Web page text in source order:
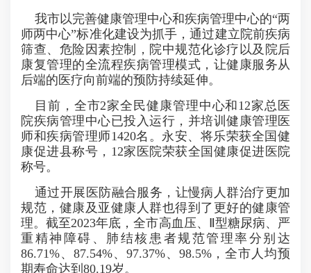
我市以完善健康管理中心和疾病管理中心的“两
师两中心”标准化建设为抓手，通过建立院前疾病
筛查、危险因素控制，院中规范化诊疗以及院后
康复管理的全流程疾病管理模式，让健康服务从
后端的医疗向前端的预防持续延伸。
目前，全市2家全民健康管理中心和12家总医
院疾病管理中心已投入运行，并培训健康管理医
师和疾病管理师1420名。永安、将乐荣获全国健
康促进县称号，12家医院荣获全国健康促进医院
称号。
通过开展医防融合服务，让慢病人群治疗更加
规范，健康及亚健康人群也得到了更好的健康管
理。截至2023年底，全市高血压、Ⅱ型糖尿病、严
重精神障碍、肺结核患者规范管理率分别达
86.71%、87.54%、97.37%、98.5%，全市人均预
期寿命达到80.19岁。